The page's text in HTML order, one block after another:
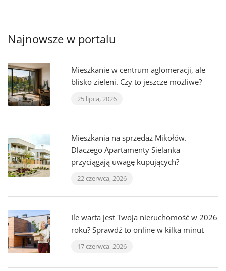
Najnowsze w portalu
Mieszkanie w centrum aglomeracji, ale
blisko zieleni. Czy to jeszcze możliwe?
25 lipca, 2026
Mieszkania na sprzedaż Mikołów.
Dlaczego Apartamenty Sielanka
przyciągają uwagę kupujących?
22 czerwca, 2026
Ile warta jest Twoja nieruchomość w 2026
roku? Sprawdź to online w kilka minut
17 czerwca, 2026